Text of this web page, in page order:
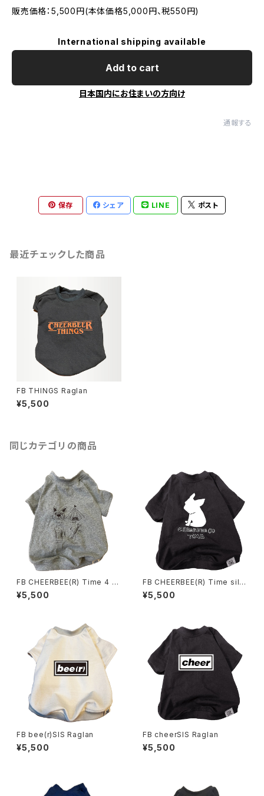
販売価格：5,500円(本体価格5,000円、税550円)
International shipping available
Add to cart
日本国内にお住まいの方向け
通報する
保存 シェア LINE ポスト
最近チェックした商品
FB THINGS Raglan
¥5,500
同じカテゴリの商品
FB CHEERBEE(R) Time 4 El
ements Raglan
¥5,500
FB CHEERBEE(R) Time silh
ouette Raglan
¥5,500
FB bee(r)SIS Raglan
¥5,500
FB cheerSIS Raglan
¥5,500